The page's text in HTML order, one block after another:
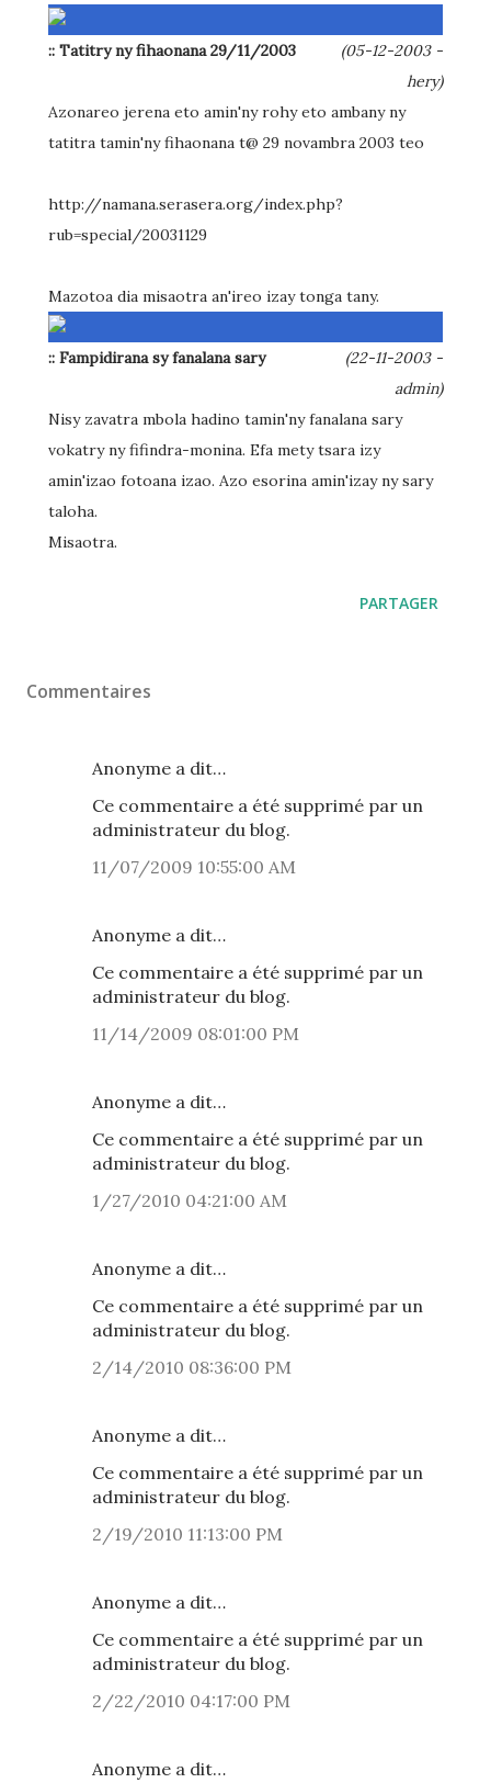
:: Tatitry ny fihaonana 29/11/2003
(05-12-2003 -
hery)
Azonareo jerena eto amin'ny rohy eto ambany ny
tatitra tamin'ny fihaonana t@ 29 novambra 2003 teo
http://namana.serasera.org/index.php?
rub=special/20031129
Mazotoa dia misaotra an'ireo izay tonga tany.
:: Fampidirana sy fanalana sary
(22-11-2003 -
admin)
Nisy zavatra mbola hadino tamin'ny fanalana sary
vokatry ny fifindra-monina. Efa mety tsara izy
amin'izao fotoana izao. Azo esorina amin'izay ny sary
taloha.
Misaotra.
PARTAGER
Commentaires
Anonyme a dit…
Ce commentaire a été supprimé par un
administrateur du blog.
11/07/2009 10:55:00 AM
Anonyme a dit…
Ce commentaire a été supprimé par un
administrateur du blog.
11/14/2009 08:01:00 PM
Anonyme a dit…
Ce commentaire a été supprimé par un
administrateur du blog.
1/27/2010 04:21:00 AM
Anonyme a dit…
Ce commentaire a été supprimé par un
administrateur du blog.
2/14/2010 08:36:00 PM
Anonyme a dit…
Ce commentaire a été supprimé par un
administrateur du blog.
2/19/2010 11:13:00 PM
Anonyme a dit…
Ce commentaire a été supprimé par un
administrateur du blog.
2/22/2010 04:17:00 PM
Anonyme a dit…